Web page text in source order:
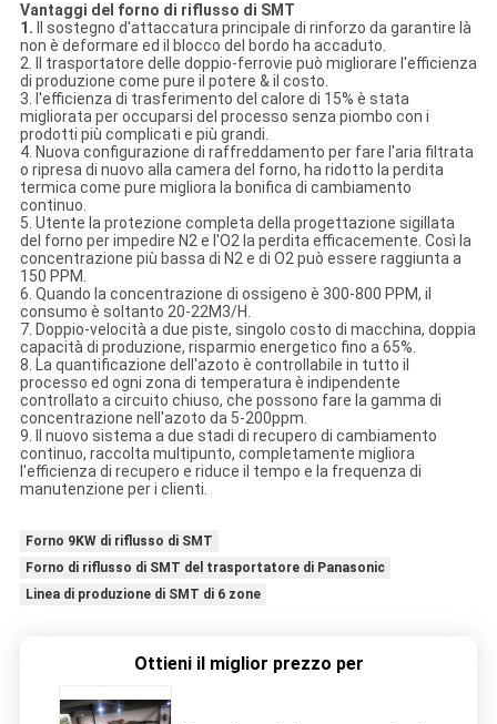
Vantaggi del forno di riflusso di SMT
1.
Il sostegno d'attaccatura principale di rinforzo da garantire là
non è deformare ed il blocco del bordo ha accaduto.
2. Il trasportatore delle doppio-ferrovie può migliorare l'efficienza
di produzione come pure il potere & il costo.
3. l'efficienza di trasferimento del calore di 15% è stata
migliorata per occuparsi del processo senza piombo con i
prodotti più complicati e più grandi.
4. Nuova configurazione di raffreddamento per fare l'aria filtrata
o ripresa di nuovo alla camera del forno, ha ridotto la perdita
termica come pure migliora la bonifica di cambiamento
continuo.
5. Utente la protezione completa della progettazione sigillata
del forno per impedire N2 e l'O2 la perdita efficacemente. Così la
concentrazione più bassa di N2 e di O2 può essere raggiunta a
150 PPM.
6. Quando la concentrazione di ossigeno è 300-800 PPM, il
consumo è soltanto 20-22M3/H.
7. Doppio-velocità a due piste, singolo costo di macchina, doppia
capacità di produzione, risparmio energetico fino a 65%.
8. La quantificazione dell'azoto è controllabile in tutto il
processo ed ogni zona di temperatura è indipendente
controllato a circuito chiuso, che possono fare la gamma di
concentrazione nell'azoto da 5-200ppm.
9. Il nuovo sistema a due stadi di recupero di cambiamento
continuo, raccolta multipunto, completamente migliora
l'efficienza di recupero e riduce il tempo e la frequenza di
manutenzione per i clienti.
Forno 9KW di riflusso di SMT
Forno di riflusso di SMT del trasportatore di Panasonic
Linea di produzione di SMT di 6 zone
Ottieni il miglior prezzo per